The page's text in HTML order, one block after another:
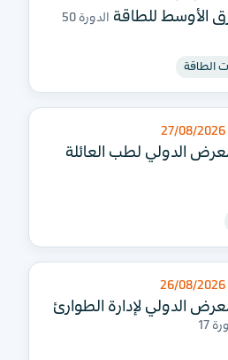
الأوسط للطاقة الدورة 50
الطاقة
الدولي لطب العائلة
الدولي لإدارة الطوارئ
17